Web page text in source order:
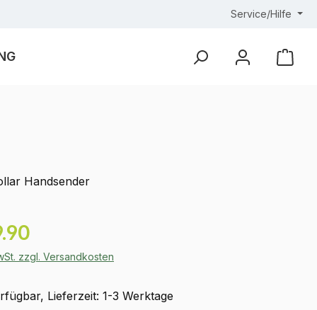
Service/Hilfe
Handsender
zzgl. Versandkosten
Lieferzeit: 1-3 Werktage